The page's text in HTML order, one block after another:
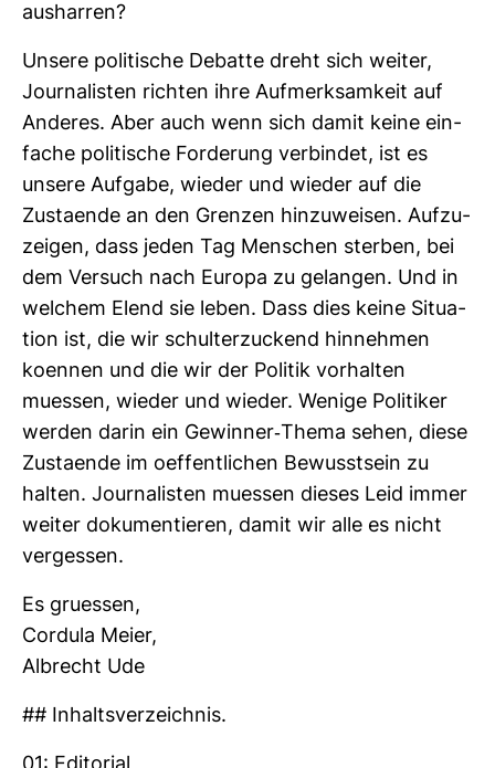
aus­harren?
Unsere poli­ti­sche Debatte dreht sich weiter,
Jour­na­listen richten ihre Auf­merk­sam­keit auf
Anderes. Aber auch wenn sich damit keine ein­
fache poli­ti­sche For­de­rung ver­bindet, ist es
unsere Auf­gabe, wieder und wieder auf die
Zustaende an den Grenzen hin­zu­weisen. Auf­zu­
zeigen, dass jeden Tag Men­schen sterben, bei
dem Ver­such nach Europa zu gelangen. Und in
wel­chem Elend sie leben. Dass dies keine Situa­
tion ist, die wir schul­ter­zu­ckend hin­nehmen
koennen und die wir der Politik vor­halten
muessen, wieder und wieder. Wenige Poli­tiker
werden darin ein Gewinner-​Thema sehen, diese
Zustaende im oef­fent­li­chen Bewusst­sein zu
halten. Jour­na­listen muessen dieses Leid immer
weiter doku­men­tieren, damit wir alle es nicht
ver­gessen.
Es gru­essen,
Cor­dula Meier,
Albrecht Ude
## Inhalts­ver­zeichnis.